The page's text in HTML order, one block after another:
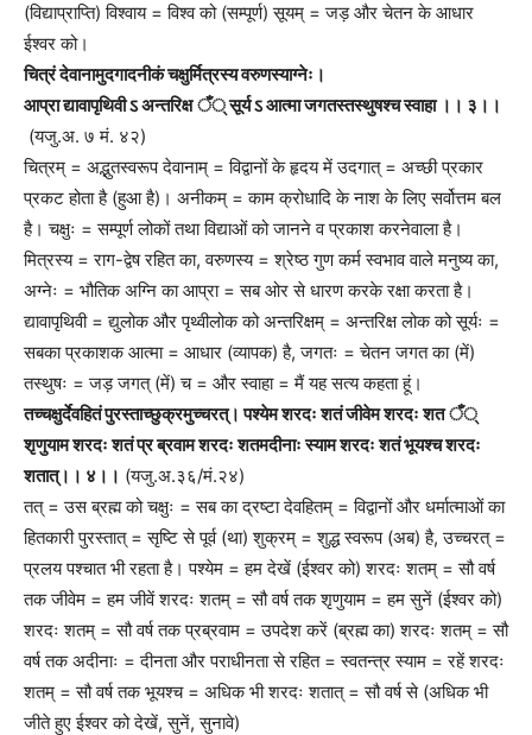
(विद्याप्राप्ति) विश्वाय = विश्व को (सम्पूर्ण) सूयम् = जड़ और चेतन के आधार
ईश्वर को।
चित्रं देवानामुदगादनीकं चक्षुर्मित्रस्य वरुणस्याग्नेः।
आप्रा द्यावापृथिवी ऽ अन्तरिक्ष ँ् सूर्य ऽ आत्मा जगतस्तस्थुषश्च स्वाहा ।। ३।।
(यजु.अ. ७ मं. ४२)
चित्रम् = अद्भुतस्वरूप देवानाम् = विद्वानों के हृदय में उदगात् = अच्छी प्रकार
प्रकट होता है (हुआ है)। अनीकम् = काम क्रोधादि के नाश के लिए सर्वोत्तम बल
है। चक्षुः = सम्पूर्ण लोकों तथा विद्याओं को जानने व प्रकाश करनेवाला है।
मित्रस्य = राग-द्वेष रहित का, वरुणस्य = श्रेष्ठ गुण कर्म स्वभाव वाले मनुष्य का,
अग्नेः = भौतिक अग्नि का आप्रा = सब ओर से धारण करके रक्षा करता है।
द्यावापृथिवी = द्युलोक और पृथ्वीलोक को अन्तरिक्षम् = अन्तरिक्ष लोक को सूर्यः =
सबका प्रकाशक आत्मा = आधार (व्यापक) है, जगतः = चेतन जगत का (में)
तस्थुषः = जड़ जगत् (में) च = और स्वाहा = मैं यह सत्य कहता हूं।
तच्चक्षुर्देवहितं पुरस्ताच्छुक्रमुच्चरत्। पश्येम शरदः शतं जीवेम शरदः शत ँ्
शृणुयाम शरदः शतं प्र ब्रवाम शरदः शतमदीनाः स्याम शरदः शतं भूयश्च शरदः
शतात्।। ४।। (यजु.अ.३६/मं.२४)
तत् = उस ब्रह्म को चक्षुः = सब का द्रष्टा देवहितम् = विद्वानों और धर्मात्माओं का
हितकारी पुरस्तात् = सृष्टि से पूर्व (था) शुक्रम् = शुद्ध स्वरूप (अब) है, उच्चरत् =
प्रलय पश्चात भी रहता है। पश्येम = हम देखें (ईश्वर को) शरदः शतम् = सौ वर्ष
तक जीवेम = हम जीवें शरदः शतम् = सौ वर्ष तक शृणुयाम = हम सुनें (ईश्वर को)
शरदः शतम् = सौ वर्ष तक प्रब्रवाम = उपदेश करें (ब्रह्म का) शरदः शतम् = सौ
वर्ष तक अदीनाः = दीनता और पराधीनता से रहित = स्वतन्त्र स्याम = रहें शरदः
शतम् = सौ वर्ष तक भूयश्च = अधिक भी शरदः शतात् = सौ वर्ष से (अधिक भी
जीते हुए ईश्वर को देखें, सुनें, सुनावे)